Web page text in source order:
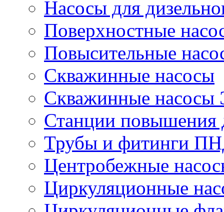
Насосы для
Поверхностные
Повысительные
Скважинные насосы
Скважинные
Станции повышения
Трубы и фитинги
Центробежные
Циркуляционные